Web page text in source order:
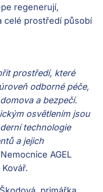
regenerují,
celé prostředí působí
prostředí, které
odborné péče,
a bezpečí.
osvětlením jsou
technologie
a jejich
AGEL